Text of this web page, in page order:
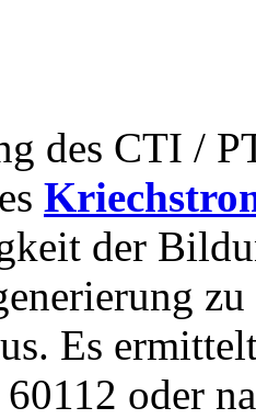
des CTI /
der
zu
Es
oder